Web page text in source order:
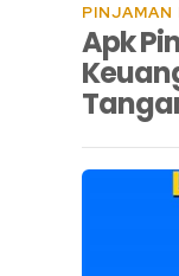
PINJAMAN
Apk